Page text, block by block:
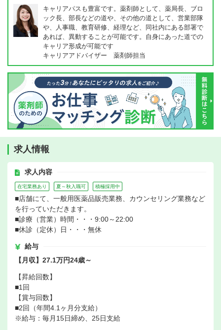
キャリアパスも豊富です。薬剤師として、薬局長、ブロ
ック長、部長などの道や、その他の道として、営業部隊
や、人事職、教育研修、経理など、同社内にある部署で
あれば、異動することが可能です。自身にあった道での
キャリア形成が可能です
キャリアアドバイザー 薬剤師担当
求人情報
求人内容
在宅業務あり 夏～秋入職可 積極採用中
■店舗にて、一般用医薬品販売業務、カウンセリング業務など
を行っていただきます。
■診療（営業）時間・・・9:00～22:00
■休診（定休）日・・・無休
給与
【月収】27.1万円24歳～
【昇給回数】
■1回
【賞与回数】
■2回（年間4.1ヶ月分支給）
※給与：毎月15日締め、25日支給